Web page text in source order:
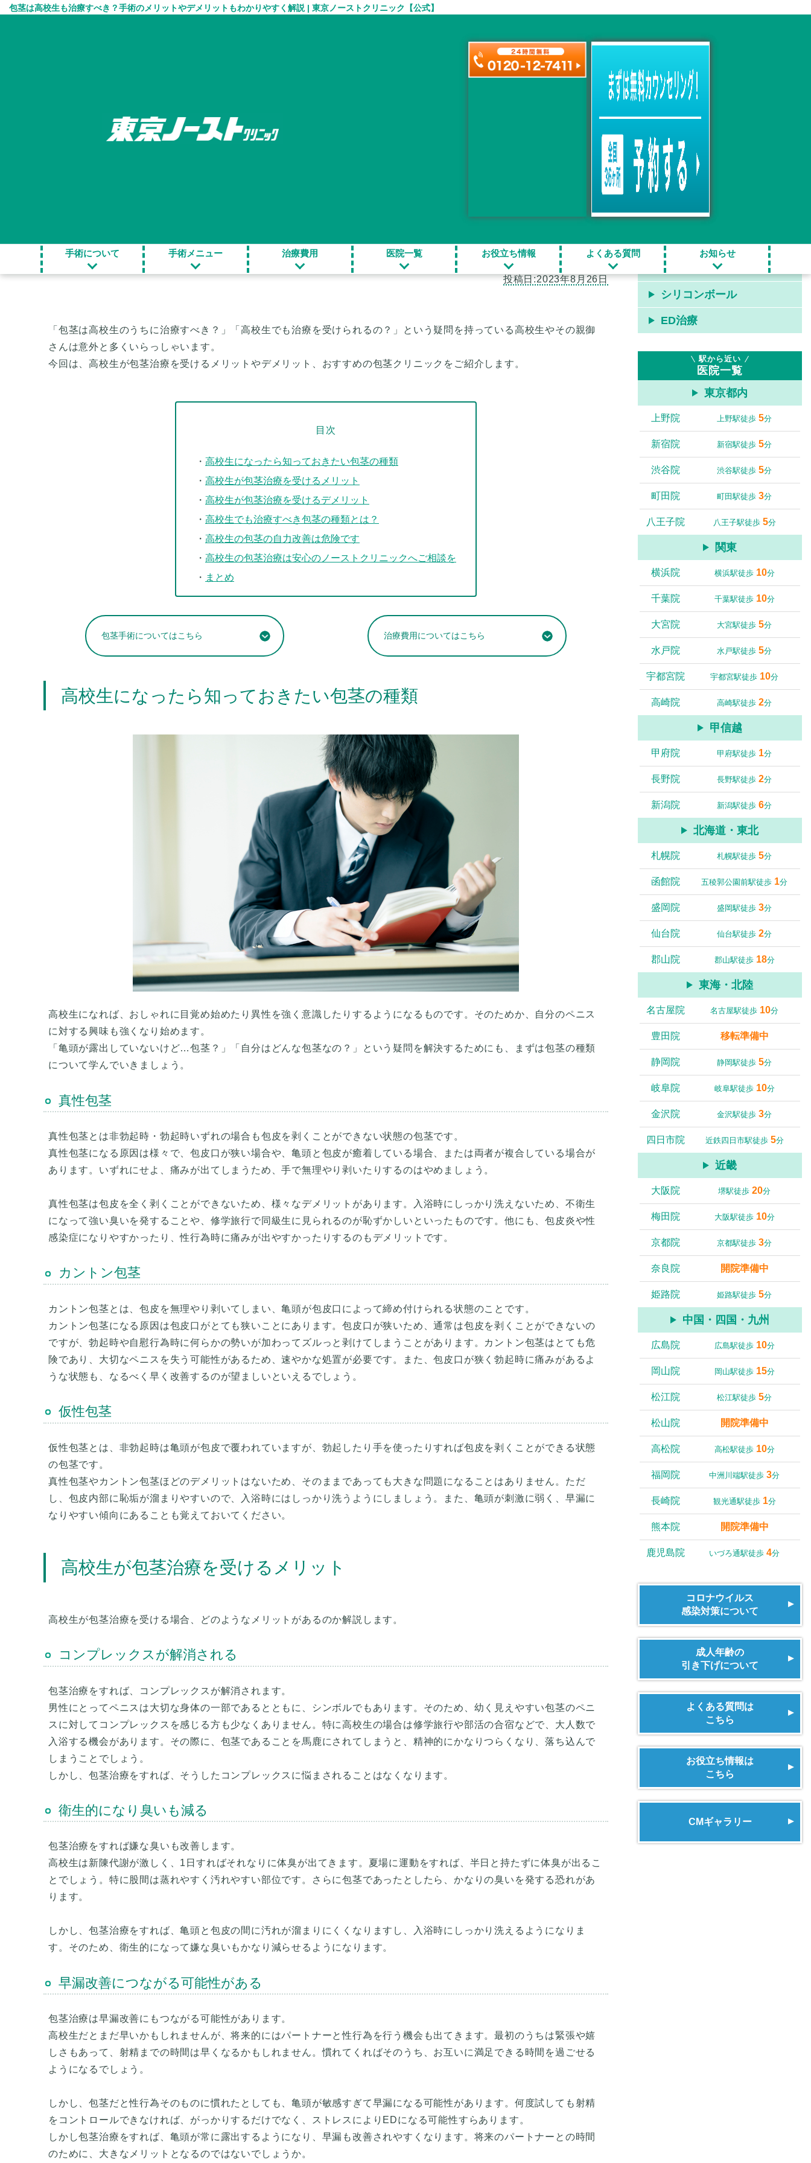
包茎は高校生も治療すべき？手術のメリットやデメリットもわかりやすく解説 | 東京ノーストクリニック【公式】
手術について 手術メニュー 治療費用 医院一覧 お役立ち情報 よくある質問 お知らせ
「包茎は高校生のうちに治療すべき？」「高校生でも治療を受けられるの？」という疑問を持っている高校生やその親御
さんは意外と多くいらっしゃいます。
目次
高校生になったら知っておきたい包茎の種類
高校生が包茎治療を受けるメリット
高校生が包茎治療を受けるデメリット
高校生でも治療すべき包茎の種類とは？
高校生の包茎の自力改善は危険です
高校生の包茎治療は安心のノーストクリニックへご相談を
まとめ
包茎手術についてはこちら 治療費用についてはこちら
高校生になったら知っておきたい包茎の種類
高校生になれば、おしゃれに目覚め始めたり異性を強く意識したりするようになるものです。そのためか、自分のペニス
に対する興味も強くなり始めます。
「亀頭が露出していないけど…包茎？」「自分はどんな包茎なの？」という疑問を解決するためにも、まずは包茎の種類
真性包茎
真性包茎とは非勃起時・勃起時いずれの場合も包皮を剥くことができない状態の包茎です。
真性包茎になる原因は様々で、包皮口が狭い場合や、亀頭と包皮が癒着している場合、または両者が複合している場合が
あります。いずれにせよ、痛みが出てしまうため、手で無理やり剥いたりするのはやめましょう。
真性包茎は包皮を全く剥くことができないため、様々なデメリットがあります。入浴時にしっかり洗えないため、不衛生
になって強い臭いを発することや、修学旅行で同級生に見られるのが恥ずかしいといったものです。他にも、包皮炎や性
カントン包茎
カントン包茎とは、包皮を無理やり剥いてしまい、亀頭が包皮口によって締め付けられる状態のことです。
カントン包茎になる原因は包皮口がとても狭いことにあります。包皮口が狭いため、通常は包皮を剥くことができないの
ですが、勃起時や自慰行為時に何らかの勢いが加わってズルっと剥けてしまうことがあります。カントン包茎はとても危
険であり、大切なペニスを失う可能性があるため、速やかな処置が必要です。また、包皮口が狭く勃起時に痛みがあるよ
うな状態も、なるべく早く改善するのが望ましいといえるでしょう。
仮性包茎
仮性包茎とは、非勃起時は亀頭が包皮で覆われていますが、勃起したり手を使ったりすれば包皮を剥くことができる状態
の包茎です。
真性包茎やカントン包茎ほどのデメリットはないため、そのままであっても大きな問題になることはありません。ただ
し、包皮内部に恥垢が溜まりやすいので、入浴時にはしっかり洗うようにしましょう。また、亀頭が刺激に弱く、早漏に
高校生が包茎治療を受けるメリット
高校生が包茎治療を受ける場合、どのようなメリットがあるのか解説します。
コンプレックスが解消される
包茎治療をすれば、コンプレックスが解消されます。
男性にとってペニスは大切な身体の一部であるとともに、シンボルでもあります。そのため、幼く見えやすい包茎のペニ
スに対してコンプレックスを感じる方も少なくありません。特に高校生の場合は修学旅行や部活の合宿などで、大人数で
入浴する機会があります。その際に、包茎であることを馬鹿にされてしまうと、精神的にかなりつらくなり、落ち込んで
しまうことでしょう。
衛生的になり臭いも減る
包茎治療をすれば嫌な臭いも改善します。
高校生は新陳代謝が激しく、1日すればそれなりに体臭が出てきます。夏場に運動をすれば、半日と持たずに体臭が出るこ
とでしょう。特に股間は蒸れやすく汚れやすい部位です。さらに包茎であったとしたら、かなりの臭いを発する恐れがあ
ります。
しかし、包茎治療をすれば、亀頭と包皮の間に汚れが溜まりにくくなりますし、入浴時にしっかり洗えるようになりま
早漏改善につながる可能性がある
包茎治療は早漏改善にもつながる可能性があります。
高校生だとまだ早いかもしれませんが、将来的にはパートナーと性行為を行う機会も出てきます。最初のうちは緊張や嬉
しさもあって、射精までの時間は早くなるかもしれません。慣れてくればそのうち、お互いに満足できる時間を過ごせる
ようになるでしょう。
しかし、包茎だと性行為そのものに慣れたとしても、亀頭が敏感すぎて早漏になる可能性があります。何度試しても射精
をコントロールできなければ、がっかりするだけでなく、ストレスによりEDになる可能性すらあります。
しかし包茎治療をすれば、亀頭が常に露出するようになり、早漏も改善されやすくなります。将来のパートナーとの時間
包茎手術
亀頭増大手術
亀頭のブツブツ除去
シリコンボール
ED治療
駅から近い
医院一覧
東京都内
上野院 上野駅徒歩5分
新宿院 新宿駅徒歩5分
渋谷院 渋谷駅徒歩5分
町田院 町田駅徒歩3分
八王子院 八王子駅徒歩 5分
関東
横浜院 横浜駅徒歩 10分
千葉院 千葉駅徒歩 10分
大宮院 大宮駅徒歩5分
水戸院 水戸駅徒歩5分
宇都宮院 宇都宮駅徒歩 10分
高崎院 高崎駅徒歩2分
甲信越
甲府院 甲府駅徒歩 1分
長野院 長野駅徒歩2分
新潟院 新潟駅徒歩6分
北海道・東北
札幌院 札幌駅徒歩5分
函館院 五稜郭公園前駅徒歩 1分
盛岡院 盛岡駅徒歩3分
仙台院 仙台駅徒歩2分
郡山院 郡山駅徒歩 18分
東海・北陸
名古屋院 名古屋駅徒歩 10分
豊田院 移転準備中
静岡院 静岡駅徒歩5分
岐阜院 岐阜駅徒歩 10分
金沢院 金沢駅徒歩3分
四日市院 近鉄四日市駅徒歩 5分
近畿
大阪院 堺駅徒歩20分
梅田院 大阪駅徒歩 10分
京都院 京都駅徒歩3分
奈良院 開院準備中
姫路院 姫路駅徒歩5分
中国・四国・九州
広島院 広島駅徒歩 10分
岡山院 岡山駅徒歩 15分
松江院 松江駅徒歩5分
松山院 開院準備中
高松院 高松駅徒歩 10分
福岡院 中洲川端駅徒歩3分
長崎院 観光通駅徒歩 1分
熊本院 開院準備中
鹿児島院 いづろ通駅徒歩4分
コロナウイルス
感染対策について
成人年齢の
引き下げについて
よくある質問は
こちら
お役立ち情報は
こちら
CMギャラリー